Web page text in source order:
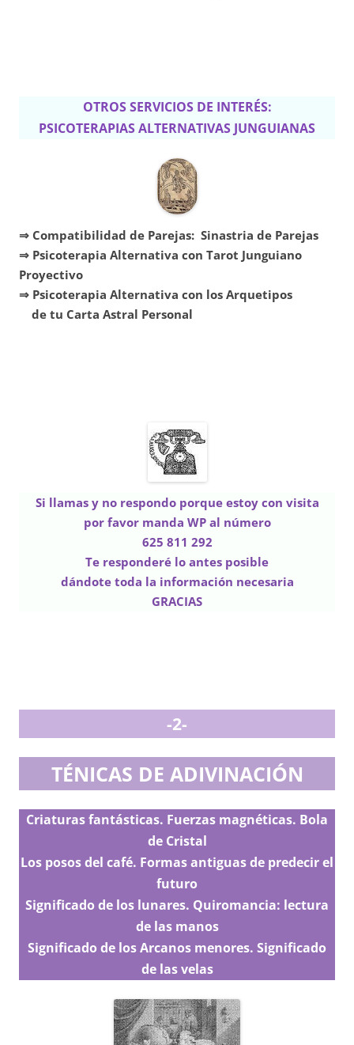
OTROS SERVICIOS DE INTERÉS:
PSICOTERAPIAS ALTERNATIVAS JUNGUIANAS
⇒ Compatibilidad de Parejas: Sinastria de Parejas
⇒ Psicoterapia Alternativa con Tarot Junguiano
Proyectivo
⇒ Psicoterapia Alternativa con los Arquetipos
de tu Carta Astral Personal
Si llamas y no respondo porque estoy con visita
por favor manda WP al número
625 811 292
Te responderé lo antes posible
dándote toda la información necesaria
GRACIAS
-2-
TÉNICAS DE ADIVINACIÓN
Criaturas fantásticas. Fuerzas magnéticas. Bola
de Cristal
Los posos del café. Formas antiguas de predecir el
futuro
Significado de los lunares. Quiromancia: lectura
de las manos
Significado de los Arcanos menores. Significado
de las velas